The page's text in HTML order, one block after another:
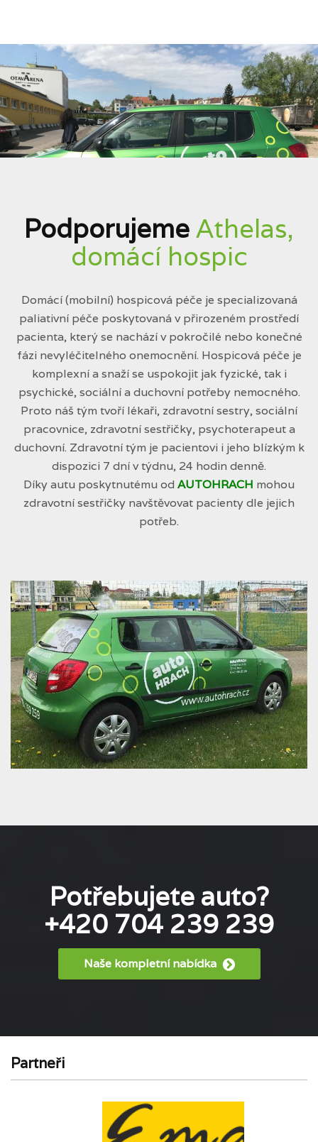
PodporujemeAthelas,
domácí hospic
Domácí (mobilní) hospicová péče je specializovaná
paliativní péče poskytovaná v přirozeném prostředí
pacienta, který se nachází v pokročilé nebo konečné
fázi nevyléčitelného onemocnění. Hospicová péče je
komplexní a snaží se uspokojit jak fyzické, tak i
psychické, sociální a duchovní potřeby nemocného.
Proto náš tým tvoří lékaři, zdravotní sestry, sociální
pracovnice, zdravotní sestřičky, psychoterapeut a
duchovní. Zdravotní tým je pacientovi i jeho blízkým k
dispozici 7 dní v týdnu, 24 hodin denně.
Díky autu poskytnutému od AUTOHRACH mohou
zdravotní sestřičky navštěvovat pacienty dle jejich
potřeb.
Potřebujete auto?
+420 704 239 239
Naše kompletní nabídka
Partneři